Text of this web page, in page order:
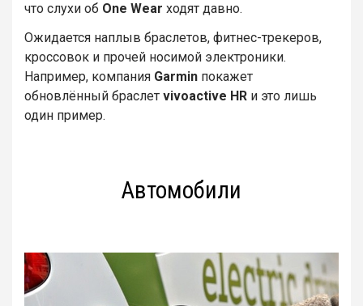
что слухи об One Wear ходят давно.
Ожидается наплыв браслетов, фитнес-трекеров,
кроссовок и прочей носимой электроники.
Например, компания Garmin покажет
обновлённый браслет vivoactive HR и это лишь
один пример.
Автомобили